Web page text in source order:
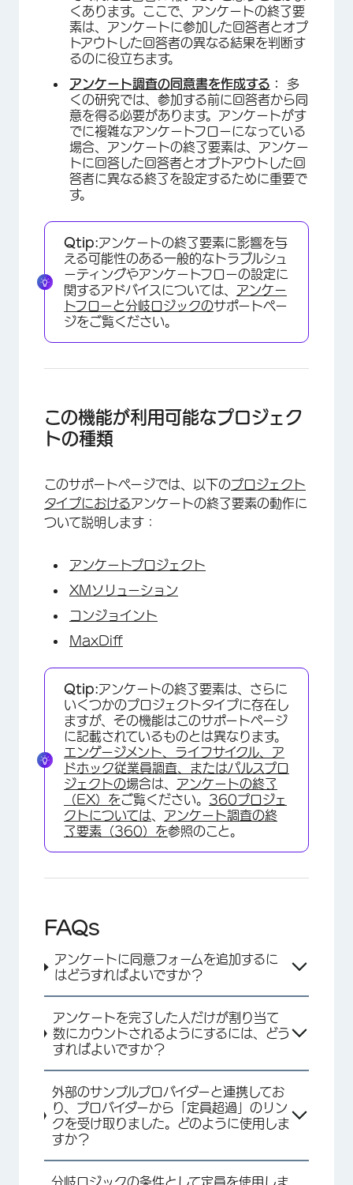
くあります。ここで、アンケートの終了要
素は、アンケートに参加した回答者とオプ
トアウトした回答者の異なる結果を判断す
るのに役立ちます。
アンケート調査の同意書を作成する ：
多
くの研究では、参加する前に回答者から同
意を得る必要があります。アンケートがす
でに複雑なアンケートフローになっている
場合、アンケートの終了要素は、アンケー
トに回答した回答者とオプトアウトした回
答者に異なる終了を設定するために重要で
す。
Qtip:アンケートの終了要素に影響を与
える可能性のある一般的なトラブルシュ
ーティングやアンケートフローの設定に
関するアドバイスについては、 アンケー
トフローと分岐ロジックのサポートペー
ジをご覧ください。
この機能が利用可能なプロジェク
トの種類
このサポートページでは、以下のプロジェクト
タイプにおけるアンケートの終了要素の動作に
ついて説明します：
アンケートプロジェクト
XMソリューション
コンジョイント
MaxDiff
Qtip:アンケートの終了要素は、さらに
いくつかのプロジェクトタイプに存在し
ますが、その機能はこのサポートページ
に記載されているものとは異なります。
エンゲージメント、ライフサイクル、ア
ドホック従業員調査、またはパルスプロ
ジェクトの場合は、 アンケートの終了
（EX）をご覧ください。 360プロジェ
クトについては、 アンケート調査の終
了要素（360）を参照のこと。
FAQs
アンケートに同意フォームを追加するに
はどうすればよいですか？
アンケートを完了した人だけが割り当て
数にカウントされるようにするには、どう
すればよいですか？
外部のサンプルプロバイダーと連携してお
り、プロバイダーから「定員超過」のリン
クを受け取りました。どのように使用しま
すか？
分岐ロジックの条件として定員を使用しま